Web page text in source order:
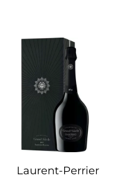
Laurent-Perrier